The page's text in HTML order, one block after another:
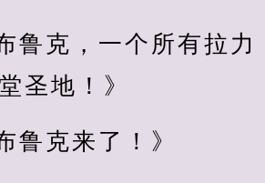
鲁克，一个所有拉力
圣地！》
鲁克来了！》